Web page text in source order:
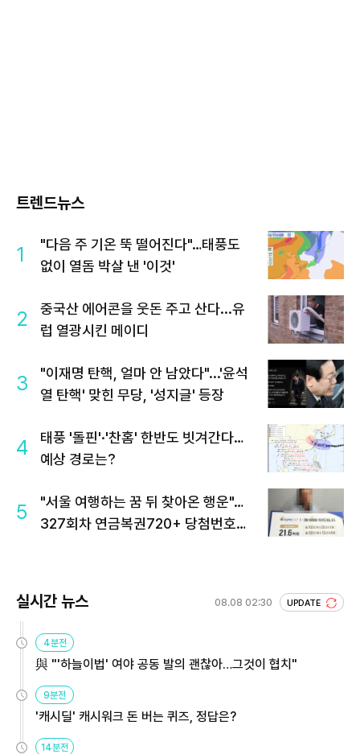
트렌드뉴스
1
"다음 주 기온 뚝 떨어진다"…태풍도
없이 열돔 박살 낸 '이것'
2
중국산 에어콘을 웃돈 주고 산다...유
럽 열광시킨 메이디
3
"이재명 탄핵, 얼마 안 남았다"...'윤석
열 탄핵' 맞힌 무당, '성지글' 등장
4
태풍 '돌핀'·'찬홈' 한반도 빗겨간다…
예상 경로는?
5
"서울 여행하는 꿈 뒤 찾아온 행운"…
327회차 연금복권720+ 당첨번호조
실시간 뉴스 08.08 02:30 UPDATE
4분전
與 "'하늘이법' 여야 공동 발의 괜찮아…그것이 협치"
9분전
'캐시딜' 캐시워크 돈 버는 퀴즈, 정답은?
14분전